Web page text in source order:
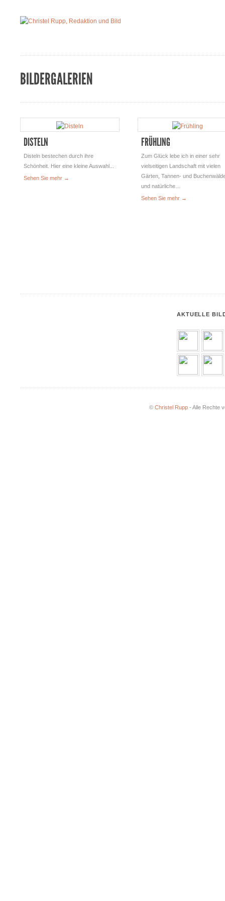
BILDERGALERIEN
DISTELN
Disteln bestechen durch ihre
Schönheit. Hier eine kleine Auswahl...
Sehen Sie mehr →
FRÜHLING
Zum Glück lebe ich in einer sehr
vielseitigen Landschaft mit vielen
Gärten, Tannen- und
und natürliche…
Sehen Sie mehr →
AKTUELLE
© Christel Rupp- Alle Rechte